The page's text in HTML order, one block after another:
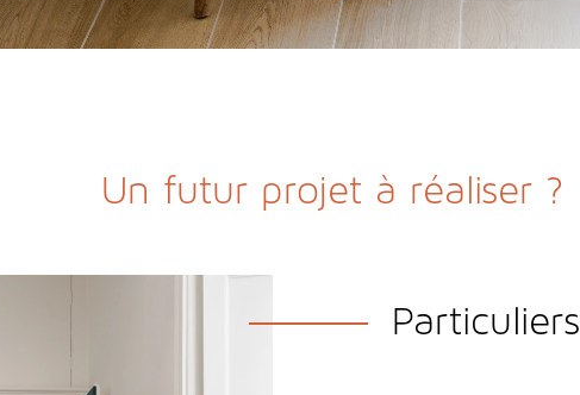
Un futur projet à réaliser ?
Particuliers